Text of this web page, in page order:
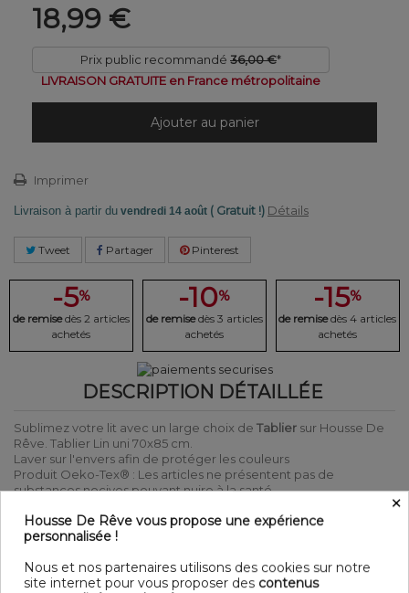
18,99 €
Prix public recommandé 36,00 €*
LIVRAISON GRATUITE en France métropolitaine
Ajouter au panier
Imprimer
Livraison à partir du vendredi 14 août ( Gratuit !) Détails
Tweet Partager Pinterest
-5%
de remise dès 2 articles
achetés
-10%
de remise dès 3 articles
achetés
-15%
de remise dès 4 articles
achetés
DESCRIPTION DÉTAILLÉE
Sublimez votre lit avec un large choix de Tablier sur Housse De
Rêve. Tablier Lin uni 70x85 cm.
Laver sur l'envers afin de protéger les couleurs
Produit Oeko-Tex® : Les articles ne présentent pas de
substances nocives pouvant nuire à la santé.
Détail
Matière : 100% Lin Lavé Français
Entretien : Lavable à 40°C - laver et sécher sur l'envers
Modèle : Eucalyptus
×
Housse De Rêve vous propose une expérience
personnalisée !
Nous et nos partenaires utilisons des cookies sur notre
site internet pour vous proposer des contenus